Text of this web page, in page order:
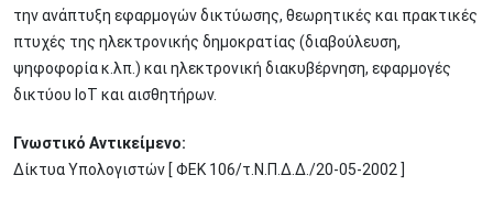
την ανάπτυξη εφαρμογών δικτύωσης, θεωρητικές και πρακτικές
πτυχές της ηλεκτρονικής δημοκρατίας (διαβούλευση,
ψηφοφορία κ.λπ.) και ηλεκτρονική διακυβέρνηση, εφαρμογές
δικτύου IoT και αισθητήρων.
Γνωστικό Αντικείμενο:
Δίκτυα Υπολογιστών [ ΦΕΚ 106/τ.Ν.Π.Δ.Δ./20-05-2002 ]